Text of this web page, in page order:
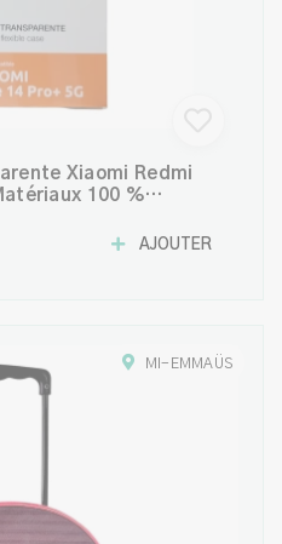
Xiaomi Redmi
AJOUTER
MI-EMMAÜS